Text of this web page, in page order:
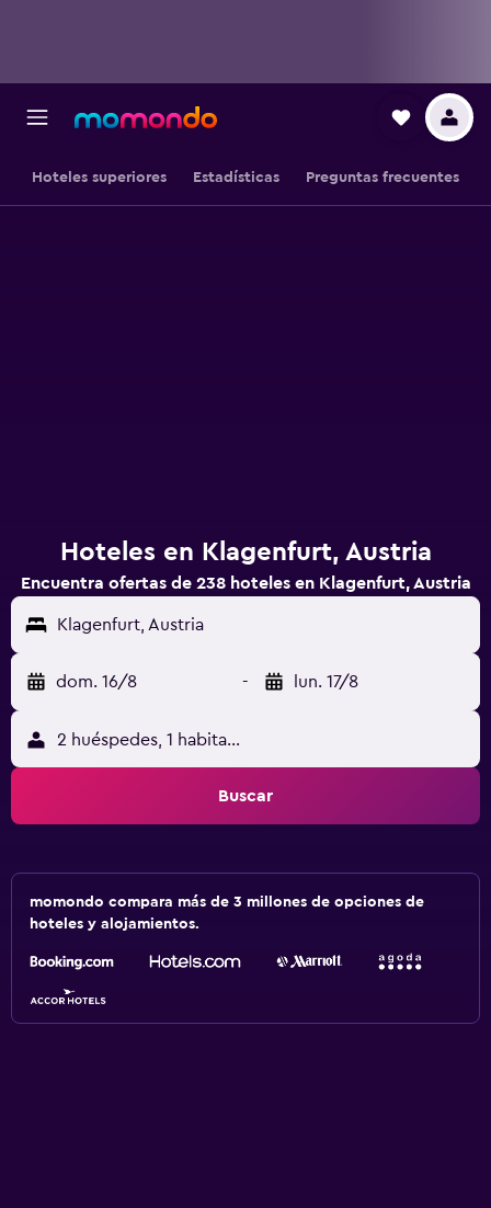
Hoteles superiores Estadísticas Preguntas frecuentes
Hoteles en Klagenfurt, Austria
Encuentra ofertas de 238 hoteles en Klagenfurt, Austria
Klagenfurt, Austria
dom. 16/8 - lun. 17/8
2 huéspedes, 1 habitación
Buscar
momondo compara más de 3 millones de opciones de
hoteles y alojamientos.